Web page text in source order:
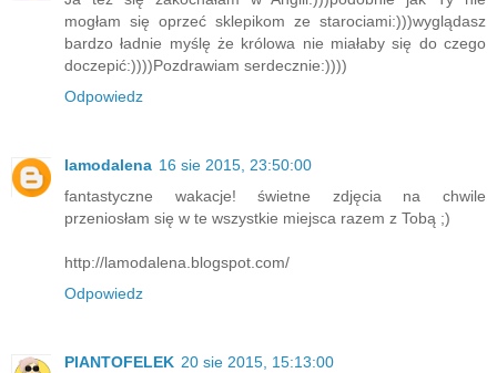
mogłam się oprzeć sklepikom ze starociami:)))wyglądasz
bardzo ładnie myślę że królowa nie miałaby się do czego
doczepić:))))Pozdrawiam serdecznie:))))
Odpowiedz
lamodalena 16 sie 2015, 23:50:00
fantastyczne wakacje! świetne zdjęcia na chwile
przeniosłam się w te wszystkie miejsca razem z Tobą ;)
http://lamodalena.blogspot.com/
Odpowiedz
PlANTOFELEK 20 sie 2015, 15:13:00